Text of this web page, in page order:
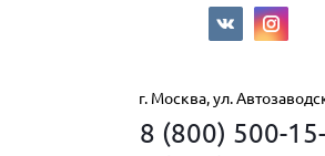
г. Москва, ул.
8 (800) 500-